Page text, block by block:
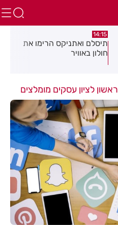
13:05
פצוע בתאונת אופנוע במרכז
חולון
ראשון לציון עסקים מומלצים